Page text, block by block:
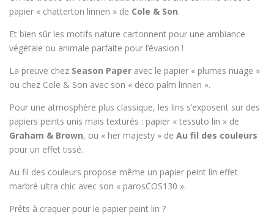
papier « chatterton linnen » de Cole & Son.
Et bien sûr les motifs nature cartonnent pour une ambiance
végétale ou animale parfaite pour l’évasion !
La preuve chez Season Paper avec le papier « plumes nuage »
ou chez Cole & Son avec son « deco palm linnen ».
Pour une atmosphère plus classique, les lins s’exposent sur des
papiers peints unis mais texturés : papier « tessuto lin » de
Graham & Brown, ou « her majesty » de Au fil des couleurs
pour un effet tissé.
Au fil des couleurs propose même un papier peint lin effet
marbré ultra chic avec son « parosCOS130 ».
Prêts à craquer pour le papier peint lin ?